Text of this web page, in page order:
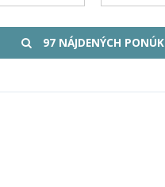
97 NÁJDENÝCH PONÚK